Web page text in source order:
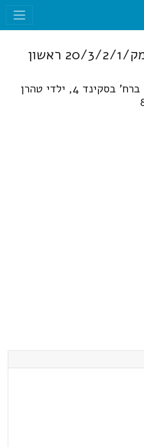
תוכנית רצ/מק/20/3/2/1 ראשון
שינוי קווי בנין ברח' בסקינד 4, ילדי טהרן